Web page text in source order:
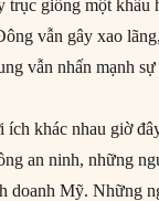
trục giống một
vẫn gây xao
vẫn nhấn mạnh sự
khác nhau giờ
an ninh, những
doanh Mỹ. Những